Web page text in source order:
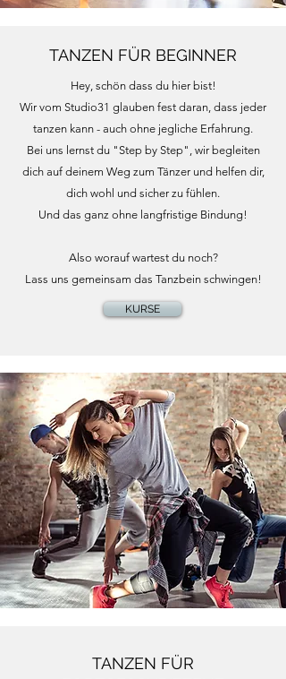
TANZEN FÜR BEGINNER
Hey, schön dass du hier bist!
Wir vom Studio31 glauben fest daran, dass jeder
tanzen kann - auch ohne jegliche Erfahrung.
Bei uns lernst du "Step by Step", wir begleiten
dich auf deinem Weg zum Tänzer und helfen dir,
dich wohl und sicher zu fühlen.
Und das ganz ohne langfristige Bindung!
Also worauf wartest du noch?
Lass uns gemeinsam das Tanzbein schwingen!
KURSE
TANZEN FÜR